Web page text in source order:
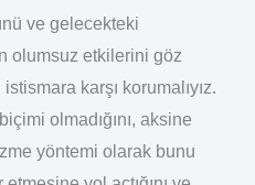
ve gelecekteki
olumsuz etkilerini göz
karşı korumalıyız.
olmadığını, aksine
yöntemi olarak bunu